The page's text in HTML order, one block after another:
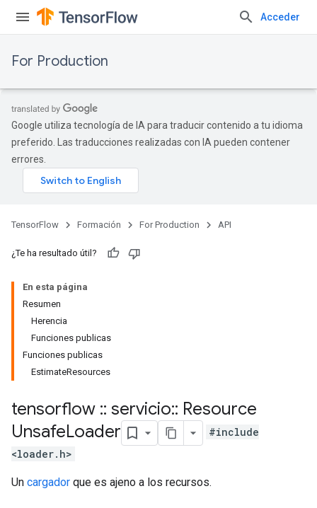
Acceder
For Production
Google utiliza tecnología de IA para traducir contenido a tu idioma
preferido. Las traducciones realizadas con IA pueden contener
errores.
TensorFlow Formación For Production API
¿Te ha resultado útil?
En esta página
Resumen
Herencia
Funciones publicas
Funciones publicas
EstimateResources
tensorflow :: servicio:: Resource
UnsafeLoader
#include
<loader.h>
Un cargador que es ajeno a los recursos.